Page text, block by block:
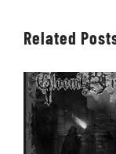
Related